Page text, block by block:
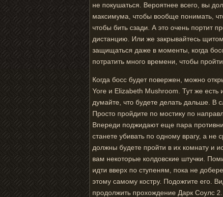
не покушаться. Вероятнее всего, вы
максимума, чтобы вообще понимать,
чтобы бить сзади. А это очень портит
дистанцию. Или же закрывайтесь
защищаться даже в моменты, когда
потратить много времени, чтобы пройти
Когда босс будет повержен, можно
Yore и Elizabeth Mushroom. Тут же есть
думайте, что будете делать дальше. В
Просто пройдите по мостику по
Впереди поджидают еще пара
станете убивать по одному врагу, а не
должны будете пройти в их комнату и
вам некоторые колдовские штучки.
идти вверх по ступеням, пока не
этому самому костру. Подожгите его.
продолжить прохождение Дарк Соулс 2.